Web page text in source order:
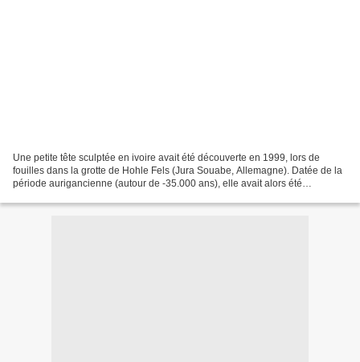
Une petite tête sculptée en ivoire avait été découverte en 1999, lors de
fouilles dans la grotte de Hohle Fels (Jura Souabe, Allemagne). Datée de la
période aurigancienne (autour de -35.000 ans), elle avait alors été